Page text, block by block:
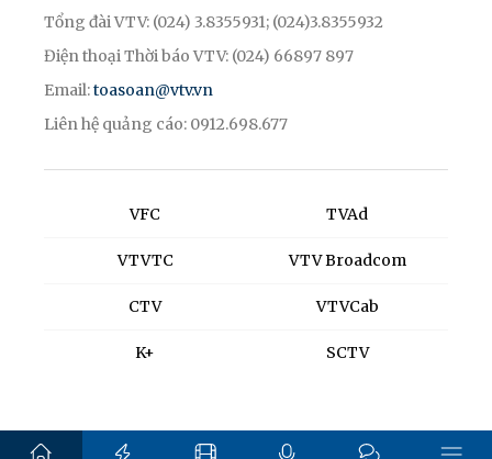
Tổng đài VTV: (024) 3.8355931; (024)3.8355932
Điện thoại Thời báo VTV: (024) 66897 897
Email:toasoan@vtv.vn
Liên hệ quảng cáo: 0912.698.677
VFC
VTVTC
CTV
K+
TVAd
VTV Broadcom
VTVCab
SCTV